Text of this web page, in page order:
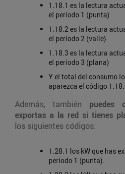
1.18.1 es la lectura
el período 1 (punta)
1.18.2 es la lectura
el período 2 (valle)
1.18.3 es la lectura
el período 3 (plana)
Y el total del consumo
aparezca el código
Además, también puedes
exportas a la red si tienes
los siguientes códigos:
1.28.1 los kW que has
período 1 (punta).